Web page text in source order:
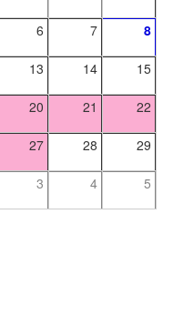
6 7 8
13 14 15
20 21 22
27 28 29
3 4 5